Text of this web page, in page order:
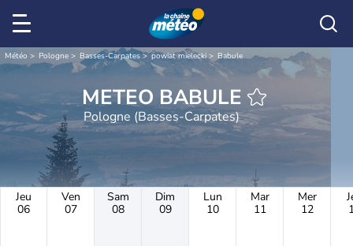
Météo Pologne Basses-Carpates powiat mielecki Babule
METEO BABULE
Pologne (Basses-Carpates)
Jeu
06
Ven
07
Sam
08
Dim
09
Lun
10
Mar
11
Mer
12